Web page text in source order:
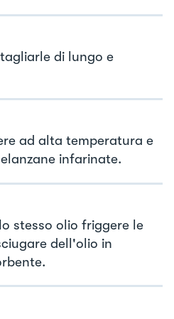
di lungo e
ad alta temperatura e
infarinate.
stesso olio friggere le
dell'olio in